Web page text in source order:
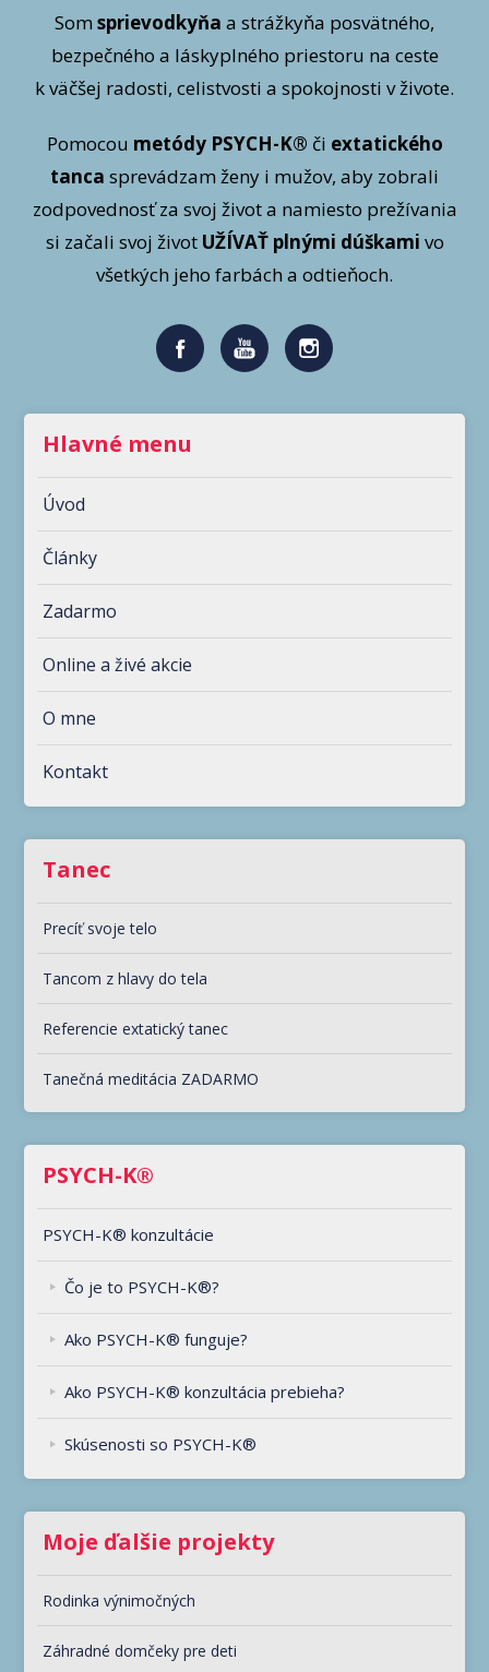
Som sprievodkyňa a strážkyňa posvätného,
bezpečného a láskyplného priestoru na ceste
k väčšej radosti, celistvosti a spokojnosti v živote.
Pomocou metódy PSYCH-K® či extatického
tanca sprevádzam ženy i mužov, aby zobrali
zodpovednosť za svoj život a namiesto prežívania
si začali svoj životUŽÍVAŤ plnými dúškami vo
všetkých jeho farbách a odtieňoch.
Hlavné menu
Úvod
Články
Zadarmo
Online a živé akcie
O mne
Kontakt
Tanec
Precíť svoje telo
Tancom z hlavy do tela
Referencie extatický tanec
Tanečná meditácia ZADARMO
PSYCH-K®
PSYCH-K® konzultácie
Čo je to PSYCH-K®?
Ako PSYCH-K® funguje?
Ako PSYCH-K® konzultácia prebieha?
Skúsenosti so PSYCH-K®
Moje ďalšie projekty
Rodinka výnimočných
Záhradné domčeky pre deti